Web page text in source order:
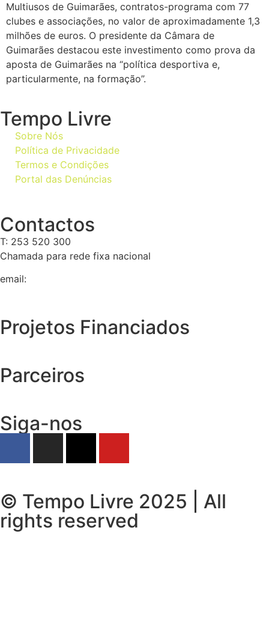
Multiusos de Guimarães, contratos-programa com 77
clubes e associações, no valor de aproximadamente 1,3
milhões de euros. O presidente da Câmara de
Guimarães destacou este investimento como prova da
aposta de Guimarães na “política desportiva e,
particularmente, na formação”.
Tempo Livre
Sobre Nós
Política de Privacidade
Termos e Condições
Portal das Denúncias
Contactos
T: 253 520 300
Chamada para rede fixa nacional
email:
Projetos Financiados
Parceiros
Siga-nos
© Tempo Livre 2025 | All
rights reserved